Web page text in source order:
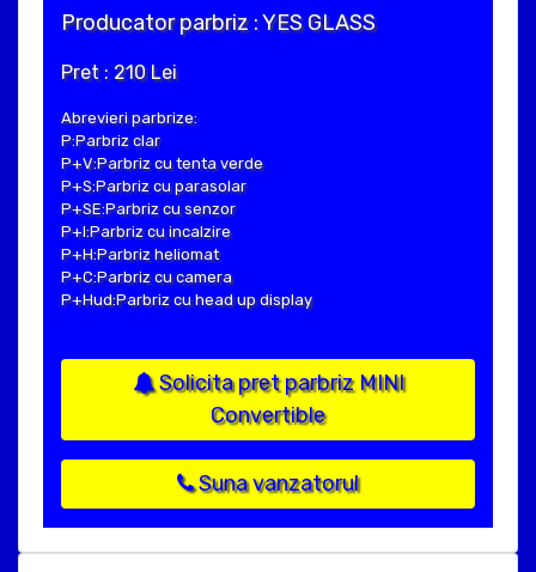
Producator parbriz : YES GLASS
Pret : 210 Lei
Abrevieri parbrize:
P:Parbriz clar
P+V:Parbriz cu tenta verde
P+S:Parbriz cu parasolar
P+SE:Parbriz cu senzor
P+I:Parbriz cu incalzire
P+H:Parbriz heliomat
P+C:Parbriz cu camera
P+Hud:Parbriz cu head up display
Solicita pret parbriz MINI
Convertible
Suna vanzatorul